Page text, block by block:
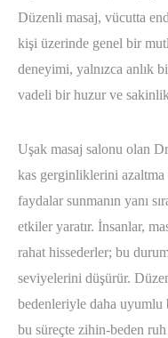
Düzenli masaj, vücutta
kişi üzerinde genel bir
deneyimi, yalnızca anlık
vadeli bir huzur ve
Uşak masaj salonu olan
kas gerginliklerini azaltma
faydalar sunmanın yanı
etkiler yaratır. İnsanlar,
rahat hissederler; bu
seviyelerini düşürür.
bedenleriyle daha uyumlu
bu süreçte zihin-beden ruh